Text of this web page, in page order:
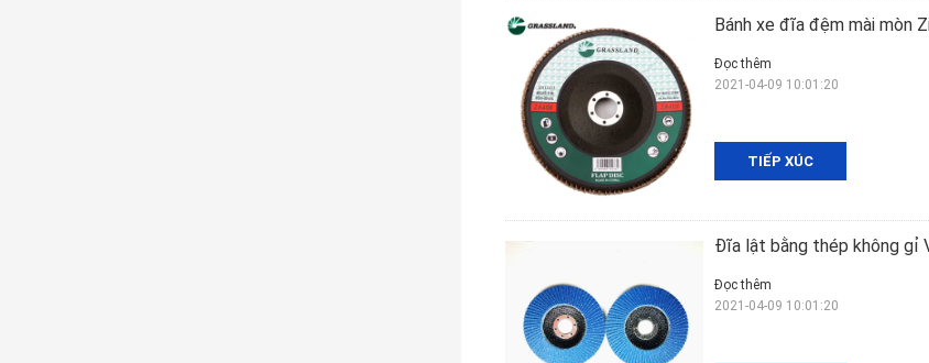
Bánh xe đĩa đệm mài mòn
TIẾP XÚC
Đọc thêm
2021-04-09 10:01:20
Đĩa lật bằng thép không gỉ
Đọc thêm
2021-04-09 10:01:20